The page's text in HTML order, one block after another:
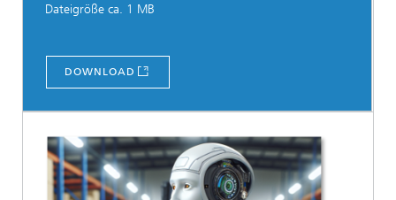
Dateigröße ca. 1 MB
DOWNLOAD